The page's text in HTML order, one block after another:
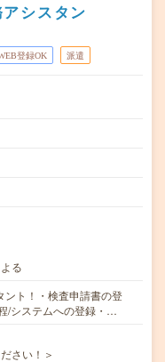
シスタン
登録OK 派遣
る
ント！・検査申請書の登
/システムへの登録・…
さい！＞